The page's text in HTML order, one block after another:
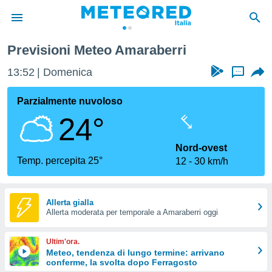
di
per
le
di
Web
le
Previsioni Meteo Amaraberri
13:52 Domenica ...
Parzialmente nuvoloso
24°
Temp. percepita 25°
Nord-ovest
12
30 km/h
Allerta gialla
Allerta moderata per temporale a Amaraberri oggi
Ultim'ora.
Meteo, tendenza di lungo termine: arrivano
conferme, la svolta dopo Ferragosto